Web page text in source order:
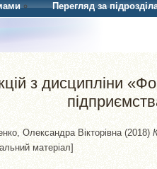
Перегляд за
з дисципліни
Олександра Вікторівна (2018)
матеріал]